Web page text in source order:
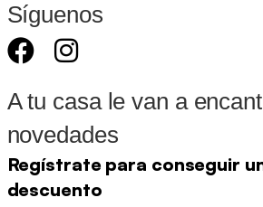
Síguenos
A tu casa le van a
novedades
Regístrate para conseguir
descuento